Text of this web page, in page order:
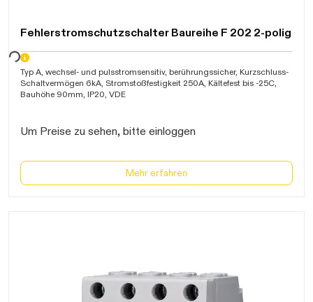
Fehlerstromschutzschalter Baureihe F 202 2-polig
Typ A, wechsel- und pulsstromsensitiv, berührungssicher, Kurzschluss-
Schaltvermögen 6kA, Stromstoßfestigkeit 250A, Kältefest bis -25C,
Bauhöhe 90mm, IP20, VDE
Um Preise zu sehen, bitte einloggen
Mehr erfahren